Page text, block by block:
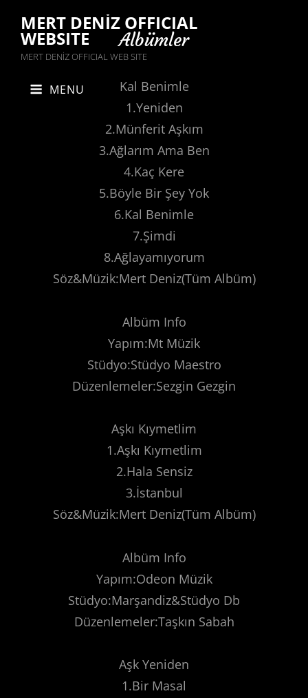
MERT DENİZ OFFICIAL
WEBSITE
MERT DENİZ OFFICIAL WEB SITE
MENU
Albümler
Kal Benimle
1.Yeniden
2.Münferit Aşkım
3.Ağlarım Ama Ben
4.Kaç Kere
5.Böyle Bir Şey Yok
6.Kal Benimle
7.Şimdi
8.Ağlayamıyorum
Söz&Müzik:Mert Deniz(Tüm Albüm)
Albüm Info
Yapım:Mt Müzik
Stüdyo:Stüdyo Maestro
Düzenlemeler:Sezgin Gezgin
Aşkı Kıymetlim
1.Aşkı Kıymetlim
2.Hala Sensiz
3.İstanbul
Söz&Müzik:Mert Deniz(Tüm Albüm)
Albüm Info
Yapım:Odeon Müzik
Stüdyo:Marşandiz&Stüdyo Db
Düzenlemeler:Taşkın Sabah
Aşk Yeniden
1.Bir Masal